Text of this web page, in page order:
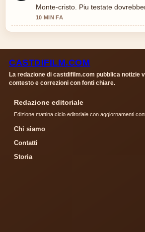
Monte-cristo. Piu testate
10 MIN FA
CASTDIFILM.COM
La redazione di castdifilm.com pubblica notizie
contesto e correzioni con fonti chiare.
Redazione editoriale
Edizione mattina ciclo editoriale con aggiornamenti
Chi siamo
Contatti
Storia